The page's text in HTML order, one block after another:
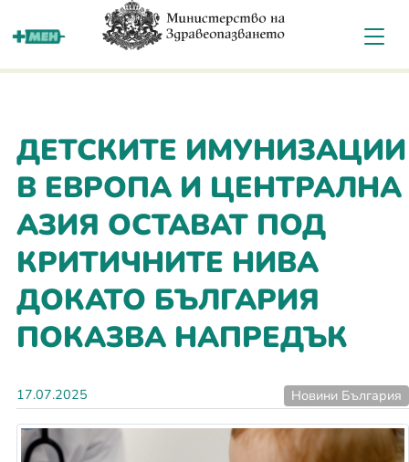
За мен
ДЕТСКИТЕ ИМУНИЗАЦИИ
В ЕВРОПА И ЦЕНТРАЛНА
АЗИЯ ОСТАВАТ ПОД
КРИТИЧНИТЕ НИВА
ДОКАТО БЪЛГАРИЯ
ПОКАЗВА НАПРЕДЪК
17.07.2025 Новини България